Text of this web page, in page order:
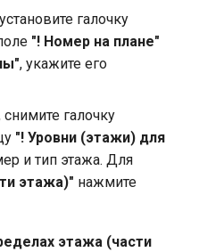
галочку
"! Номер на плане"
, укажите его
галочку
"! Уровни (этажи) для
и тип этажа. Для
этажа)" нажмите
этажа (части